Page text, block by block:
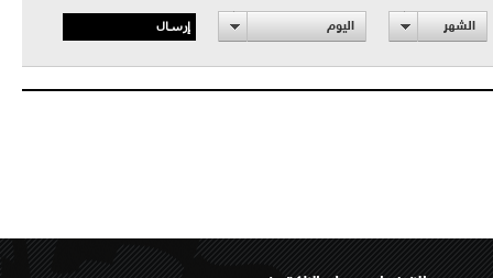
الشهر اليوم إرسال